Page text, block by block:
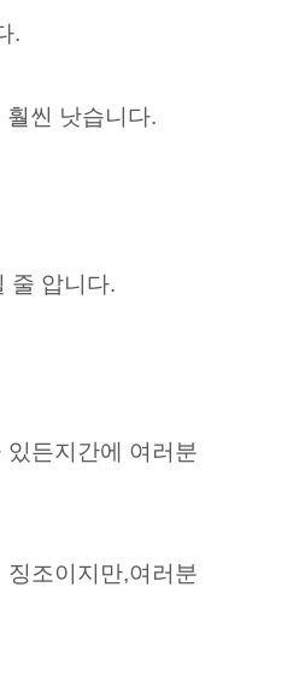
.
씬 낫습니다.
줄 압니다.
든지간에 여러분
조이지만,여러분